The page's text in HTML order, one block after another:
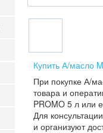
Купить А/масло
При покупке А/
товара и
PROMO 5 л или
Для
и организуют